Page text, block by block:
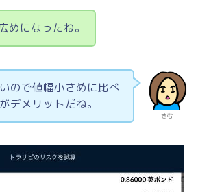
めになったね。
さむ
ので値幅小さめに比べ
デメリットだね。